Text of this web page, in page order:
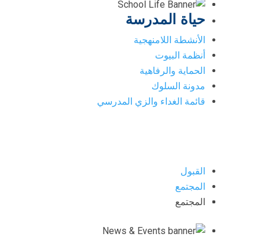
حياة المدرسة
الأنشطة اللامنهجية
أنظمة البيوت
الحماية والرفاهية
مدونة السلوك
قائمة الغداء والزي المدرسي
القبول
المجتمع
المجتمع